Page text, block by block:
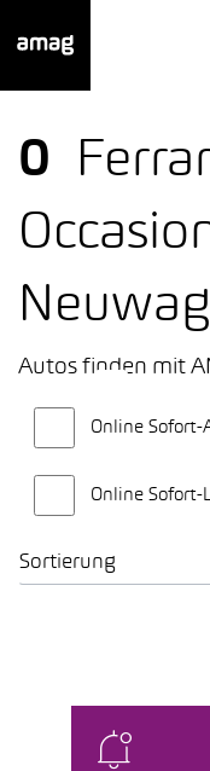
0
Autos finden mit
Online Sofort-
Online Sofort-
Sortierung